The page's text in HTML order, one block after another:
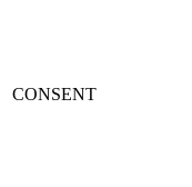
CONSENT